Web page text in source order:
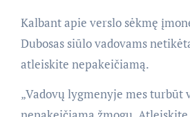
Kalbant apie verslo sėkmę
Dubosas siūlo vadovams
atleiskite nepakeičiamą.
„Vadovų lygmenyje mes turbūt